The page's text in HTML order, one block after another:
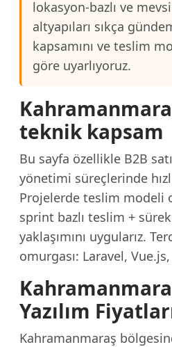
lokasyon-bazlı ve
altyapıları sıkça
kapsamını ve teslim
göre uyarlıyoruz.
teknik kapsam
Bu sayfa özellikle B2B
yönetimi süreçlerinde
Projelerde teslim modeli
sprint bazlı teslim +
yaklaşımını uygularız.
omurgası: Laravel,
Yazılım
Kahramanmaraş